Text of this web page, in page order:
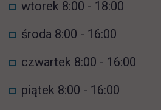
wtorek 8:00 - 18:00
środa 8:00 - 16:00
czwartek 8:00 - 16:00
piątek 8:00 - 16:00